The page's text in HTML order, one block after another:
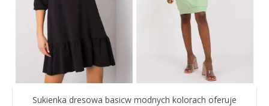
Sukienka dresowa basicw modnych kolorach oferuje